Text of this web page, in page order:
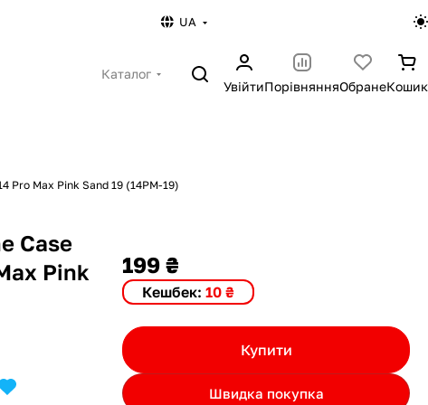
UA
Каталог
УвійтиПорівнянняОбранеКошик
Pro Max Pink Sand 19 (14PM-19)
Case
Pink
199 ₴
Кешбек: 10 ₴
Купити
Швидка покупка